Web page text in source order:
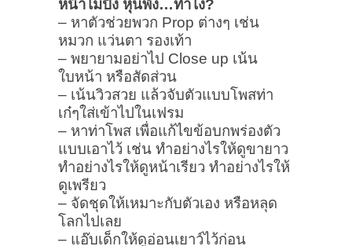
หน้าไม่ปัง หุ่นพัง…ทำไง?
– หาตัวช่วยพวก Prop ต่างๆ เช่น
หมวก แว่นตา รองเท้า
– พยายามอย่าไป Close up เน้น
ใบหน้า หรือสัดส่วน
– เน้นวิวสวย แล้วจับตัวแบบโพสท่า
เก๋ๆใส่เข้าไปในเฟรม
– หาท่าโพส เพื่อแก้ไขข้อบกพร่องตัว
แบบเอาไว้ เช่น ทำอย่างไรให้ดูขายาว
ทำอย่างไรให้ดูหน้าเรียว ทำอย่างไรให้
ดูเพรียว
– จัดชุดให้เหมาะกับตัวเอง หรือหลุด
โลกไปเลย
– แอ๊บเด็กให้ดูอ่อนเยาว์ไว้ก่อน